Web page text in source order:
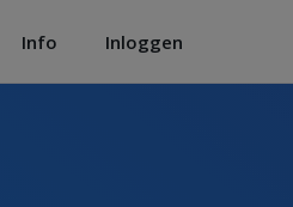
Info Inloggen